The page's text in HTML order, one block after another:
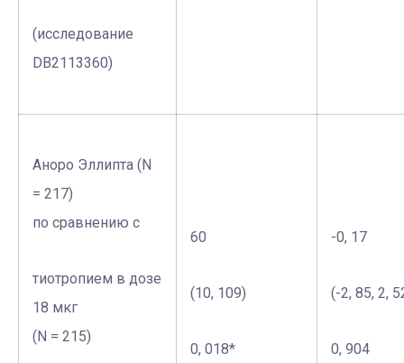
(исследование
DB2113360)
Аноро Эллипта (N
= 217)
по сравнению с
тиотропием в дозе
18 мкг
(N = 215)
60
(10, 109)
0, 018*
-0, 17
(-2, 85, 2,
0, 904